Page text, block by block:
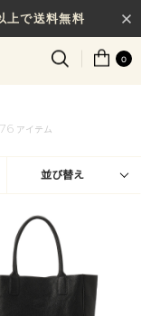
で送料無料
ギフトガイド 0
アイテム
並び替え